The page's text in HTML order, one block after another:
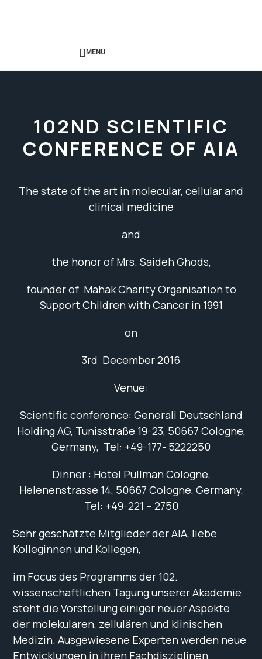
MENU
102ND SCIENTIFIC
CONFERENCE OF AIA
The state of the art in molecular, cellular and
clinical medicine
and
the honor of Mrs. Saideh Ghods,
founder of Mahak Charity Organisation to
Support Children with Cancer in 1991
on
3rd December 2016
Venue:
Scientific conference: Generali Deutschland
Holding AG, Tunisstraße 19-23, 50667 Cologne,
Germany, Tel: +49-177- 5222250
Dinner : Hotel Pullman Cologne,
Helenenstrasse 14, 50667 Cologne, Germany,
Tel: +49-221 – 2750
Sehr geschätzte Mitglieder der AIA, liebe
Kolleginnen und Kollegen,
im Focus des Programms der 102.
wissenschaftlichen Tagung unserer Akademie
steht die Vorstellung einiger neuer Aspekte
der molekularen, zellulären und klinischen
Medizin. Ausgewiesene Experten werden neue
Entwicklungen in ihren Fachdisziplinen